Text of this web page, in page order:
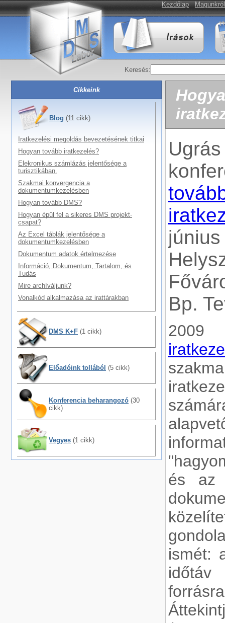
Kezdőlap Magunkról
Keresés:
Cikkeink
Blog (11 cikk)
Iratkezelési megoldás bevezetésének titkai
Hogyan tovább iratkezelés?
Elekronikus számlázás jelentősége a
turisztikában.
Szakmai konvergencia a
dokumentumkezelésben
Hogyan tovább DMS?
Hogyan épül fel a sikeres DMS projekt-
csapat?
Az Excel táblák jelentősége a
dokumentumkezelésben
Dokumentum adatok értelmezése
Információ, Dokumentum, Tartalom, és
Tudás
Mire archíváljunk?
Vonalkód alkalmazása az irattárakban
DMS K+F (1 cikk)
Előadóink tollából (5 cikk)
Konferencia beharangozó (30
cikk)
Vegyes (1 cikk)
Bp.
2009
és az
ismét: